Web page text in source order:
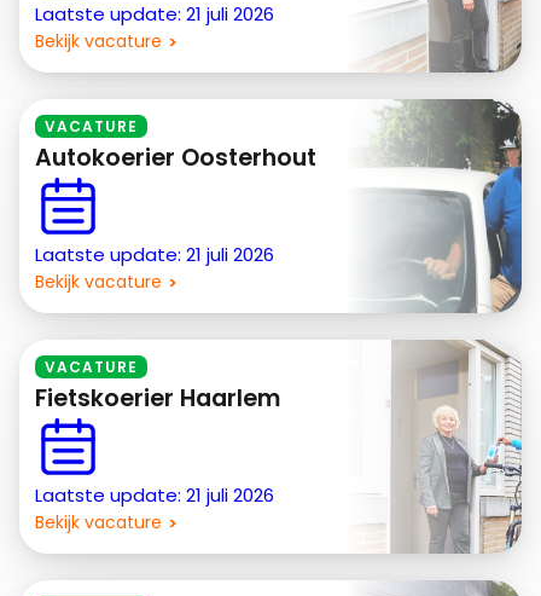
Laatste update: 21 juli 2026
Bekijk vacature
VACATURE
Autokoerier Oosterhout
Laatste update: 21 juli 2026
Bekijk vacature
VACATURE
Fietskoerier Haarlem
Laatste update: 21 juli 2026
Bekijk vacature